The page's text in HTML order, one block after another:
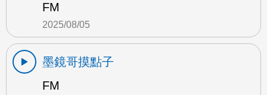
FM
2025/08/05
墨鏡哥摸點子
FM